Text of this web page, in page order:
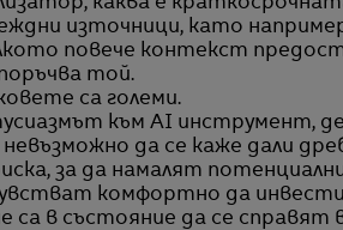
източници, като
повече контекст
той.
са големи.
към AI инструмент,
невъзможно да се каже дали
за да намалят
комфортно да
са в състояние да се справят